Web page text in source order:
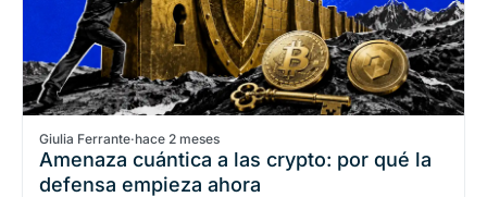
Giulia Ferrante·hace 2 meses
Amenaza cuántica a las crypto: por qué la
defensa empieza ahora